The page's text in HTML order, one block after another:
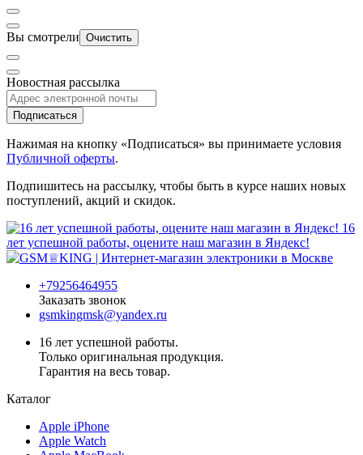
Вы смотрели Очистить
Новостная рассылка
Подписаться
Нажимая на кнопку «Подписаться» вы принимаете условия
Публичной оферты.
Подпишитесь на рассылку, чтобы быть в курсе наших новых
поступлений, акций и скидок.
16
лет успешной работы, оцените наш магазин в Яндекс!
+79256464955
Заказать звонок
gsmkingmsk@yandex.ru
16 лет успешной работы.
Только оригинальная продукция.
Гарантия на весь товар.
Каталог
Apple iPhone
Apple Watch